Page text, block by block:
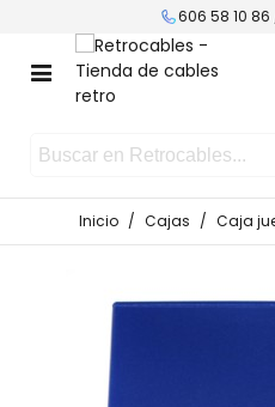
606 58 10 86
Inicio / Cajas / Caja